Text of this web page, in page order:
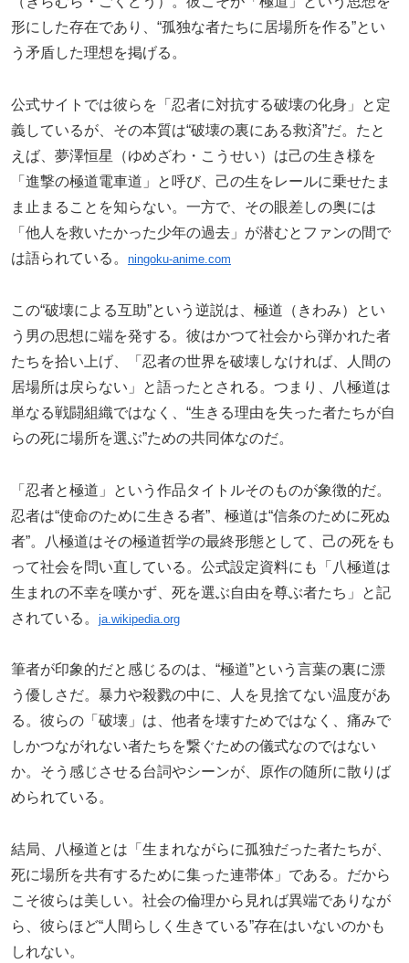
形にした存在であり、“孤独な者たちに居場所を作る”とい
う矛盾した理想を掲げる。
公式サイトでは彼らを「忍者に対抗する破壊の化身」と定
義しているが、その本質は“破壊の裏にある救済”だ。たと
えば、夢澤恒星（ゆめざわ・こうせい）は己の生き様を
「進撃の極道電車道」と呼び、己の生をレールに乗せたま
ま止まることを知らない。一方で、その眼差しの奥には
「他人を救いたかった少年の過去」が潜むとファンの間で
は語られている。 ningoku-anime.com
この“破壊による互助”という逆説は、極道（きわみ）とい
う男の思想に端を発する。彼はかつて社会から弾かれた者
たちを拾い上げ、「忍者の世界を破壊しなければ、人間の
居場所は戻らない」と語ったとされる。つまり、八極道は
単なる戦闘組織ではなく、“生きる理由を失った者たちが自
らの死に場所を選ぶ”ための共同体なのだ。
「忍者と極道」という作品タイトルそのものが象徴的だ。
忍者は“使命のために生きる者”、極道は“信条のために死ぬ
者”。八極道はその極道哲学の最終形態として、己の死をも
って社会を問い直している。公式設定資料にも「八極道は
生まれの不幸を嘆かず、死を選ぶ自由を尊ぶ者たち」と記
されている。 ja.wikipedia.org
筆者が印象的だと感じるのは、“極道”という言葉の裏に漂
う優しさだ。暴力や殺戮の中に、人を見捨てない温度があ
る。彼らの「破壊」は、他者を壊すためではなく、痛みで
しかつながれない者たちを繋ぐための儀式なのではない
か。そう感じさせる台詞やシーンが、原作の随所に散りば
められている。
結局、八極道とは「生まれながらに孤独だった者たちが、
死に場所を共有するために集った連帯体」である。だから
こそ彼らは美しい。社会の倫理から見れば異端でありなが
ら、彼らほど“人間らしく生きている”存在はいないのかも
しれない。